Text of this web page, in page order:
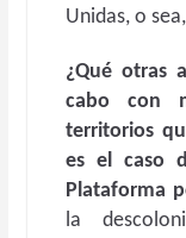
Unidas, o
¿Qué otras
cabo con
territorios
es el caso
Plataforma
la